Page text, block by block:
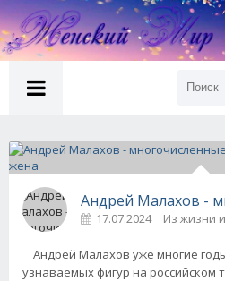
Андрей Малахов -
17.07.2024 Из жизни
Андрей Малахов уже многие
узнаваемых фигур на российском